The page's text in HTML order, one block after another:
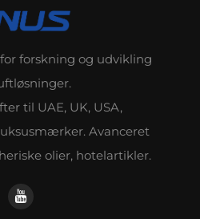
forskning og udvikling
til UAE, UK, USA,
Avanceret
olier, hotelartikler.